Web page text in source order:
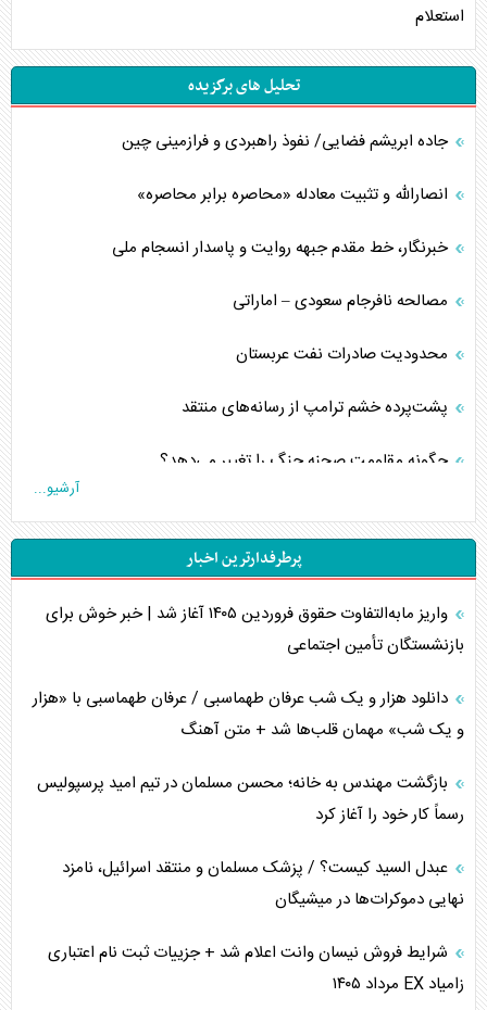
استعلام
تحلیل های برگزیده
جاده ابریشم فضایی/ نفوذ راهبردی و فرازمینی چین
انصارالله و تثبیت معادله «محاصره برابر محاصره»
خبرنگار، خط مقدم جبهه روایت و پاسدار انسجام ملی
مصالحه نافرجام سعودی – اماراتی
محدودیت صادرات نفت عربستان
پشت‌پرده خشم ترامپ از رسانه‌های منتقد
چگونه مقاومت صحنه جنگ را تغییر می‌دهد؟
تحلیل جامع پدیده تراستی‌ها
تأثیر جنگ ایران و آمریکا بر اقتصاد جهانی
اربعین، کابوس مشترک تل‌آویو-واشنگتن
برنامه هفتم توسعه در نقطه کور سیاستگذاری
کنوانسیون دریای خزر در راستای منافع ملی است؟
اوکراین بازوی مخرب آمریکا در غرب آسیا
اهمیت راهبردی اردن برای آمریکا
پیام، ظرفیت بالفعل‌نشده تجارت ایران
آرشیو...
پرطرفدارترین اخبار
واریز مابه‌التفاوت حقوق فروردین ۱۴۰۵ آغاز شد | خبر خوش برای
بازنشستگان تأمین اجتماعی
دانلود هزار و یک شب عرفان طهماسبی / عرفان طهماسبی با «هزار
و یک شب» مهمان قلب‌ها شد + متن آهنگ
بازگشت مهندس به خانه؛ محسن مسلمان در تیم امید پرسپولیس
رسماً کار خود را آغاز کرد
عبدل السید کیست؟ / پزشک مسلمان و منتقد اسرائیل، نامزد
نهایی دموکرات‌ها در میشیگان
شرایط فروش نیسان وانت اعلام شد + جزییات ثبت نام اعتباری
زامیاد EX مرداد ۱۴۰۵